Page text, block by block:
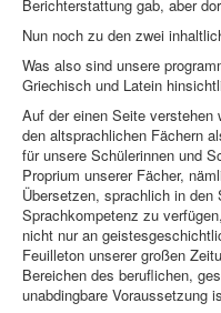
Berichterstattung gab, aber
Nun noch zu den zwei
Was also sind unsere
Griechisch und Latein
Auf der einen Seite verstehen
den altsprachlichen Fächern
für unsere Schülerinnen und
Proprium unserer Fächer,
Übersetzen, sprachlich in
Sprachkompetenz zu
nicht nur an
Feuilleton unserer großen
Bereichen des beruflichen,
unabdingbare Voraussetzung